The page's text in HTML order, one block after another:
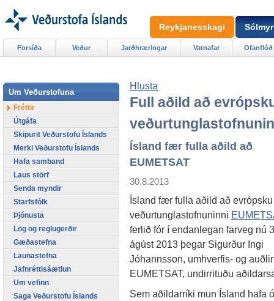
Hlusta
Full aðild að
Ísland fær fulla aðild að
EUMETSAT
30.8.2013
Ísland fær fulla aðild að evrópsku
veðurtunglastofnuninni
ferlið fór í endanlegan farveg nú
ágúst 2013 þegar Sigurður Ingi
Jóhannsson, umhverfis- og
EUMETSAT, undirrituðu
Sem aðildarríki mun Ísland hafa
Forsíða Veður Jarðhræringar Vatnafar Ofanflóð
Um Veðurstofuna
Fréttir
Útgáfa
Skipurit Veðurstofu Íslands
Merki Veðurstofu Íslands
Hafa samband
Laus störf
Senda myndir
Starfsfólk
Þjónusta
Lög og reglugerðir
Gæðastefna
Launastefna
Jafnréttisáætlun
Um vefinn
Saga Veðurstofu Íslands
Reykjanesskagi